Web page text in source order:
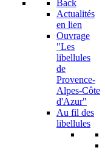
Back
Actualités
en lien
Ouvrage
"Les
libellules
de
Provence-
Alpes-Côte
d'Azur"
Au fil des
libellules